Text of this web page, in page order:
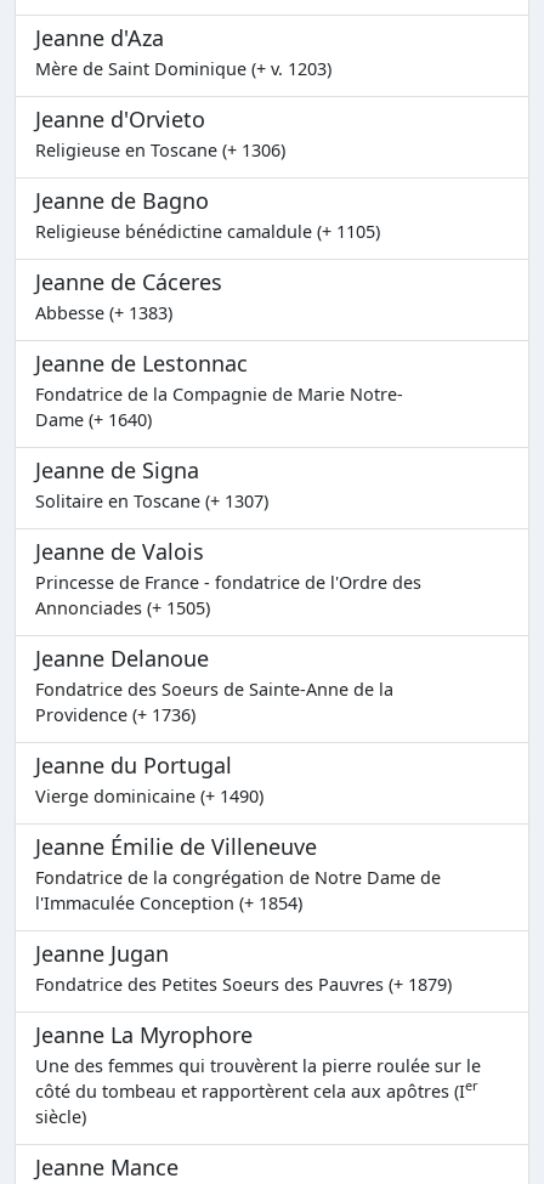
Jeanne d'Aza
Mère de Saint Dominique (+ v. 1203)
Jeanne d'Orvieto
Religieuse en Toscane (+ 1306)
Jeanne de Bagno
Religieuse bénédictine camaldule (+ 1105)
Jeanne de Cáceres
Abbesse (+ 1383)
Jeanne de Lestonnac
Fondatrice de la Compagnie de Marie Notre-
Dame (+ 1640)
Jeanne de Signa
Solitaire en Toscane (+ 1307)
Jeanne de Valois
Princesse de France - fondatrice de l'Ordre des
Annonciades (+ 1505)
Jeanne Delanoue
Fondatrice des Soeurs de Sainte-Anne de la
Providence (+ 1736)
Jeanne du Portugal
Vierge dominicaine (+ 1490)
Jeanne Émilie de Villeneuve
Fondatrice de la congrégation de Notre Dame de
l'Immaculée Conception (+ 1854)
Jeanne Jugan
Fondatrice des Petites Soeurs des Pauvres (+ 1879)
Jeanne La Myrophore
Une des femmes qui trouvèrent la pierre roulée sur le
côté du tombeau et rapportèrent cela aux apôtres (Ier
siècle)
Jeanne Mance